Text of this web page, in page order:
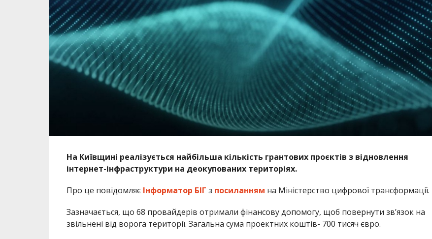
На Київщині реалізується найбільша кількість грантових проєктів з відновлення
інтернет-інфраструктури на деокупованих територіях.
Про це повідомляє Інформатор БІГ з посиланням на Міністерство цифрової трансформації.
Зазначається, що 68 провайдерів отримали фінансову допомогу, щоб повернути звʼязок на
звільнені від ворога території. Загальна сума проектних коштів- 700 тисяч євро.